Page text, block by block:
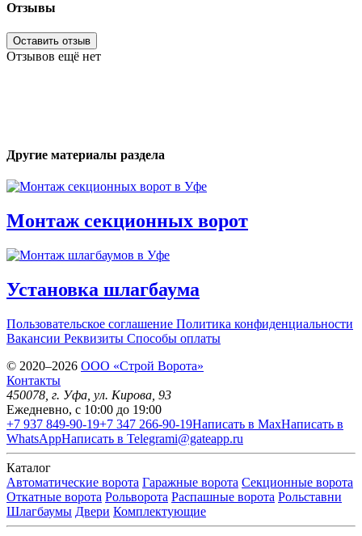
Отзывы
Оставить отзыв
Отзывов ещё нет
Другие материалы раздела
Монтаж секционных ворот
Установка шлагбаума
Пользовательское соглашение Политика конфиденциальности
Вакансии Реквизиты Способы оплаты
© 2020–2026 OOO «Строй Ворота»
Контакты
450078 , г. Уфа ул. Кирова, 93
Ежедневно, с 10:00 до 19:00
+7 937 849-90-19+7 347 266-90-19Написать в MaxНаписать в
WhatsAppНаписать в Telegrami@gateapp.ru
Каталог
Автоматические ворота Гаражные ворота Секционные ворота
Откатные ворота Рольворота Распашные ворота Рольставни
Шлагбаумы Двери Комплектующие